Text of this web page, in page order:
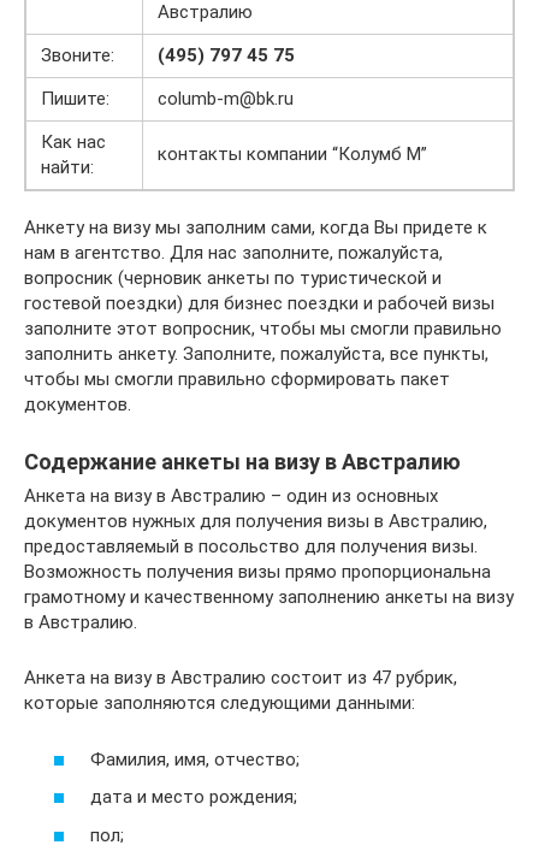
Австралию
Звоните:
(495) 797 45 75
Пишите:
columb-m@bk.ru
Как нас
найти:
контакты компании “Колумб М”
Анкету на визу мы заполним сами, когда Вы придете к
нам в агентство. Для нас заполните, пожалуйста,
вопросник (черновик анкеты по туристической и
гостевой поездки) для бизнес поездки и рабочей визы
заполните этот вопросник, чтобы мы смогли правильно
заполнить анкету. Заполните, пожалуйста, все пункты,
чтобы мы смогли правильно сформировать пакет
документов.
Содержание анкеты на визу в Австралию
Анкета на визу в Австралию – один из основных
документов нужных для получения визы в Австралию,
предоставляемый в посольство для получения визы.
Возможность получения визы прямо пропорциональна
грамотному и качественному заполнению анкеты на визу
в Австралию.
Анкета на визу в Австралию состоит из 47 рубрик,
которые заполняются следующими данными:
Фамилия, имя, отчество;
дата и место рождения;
пол;